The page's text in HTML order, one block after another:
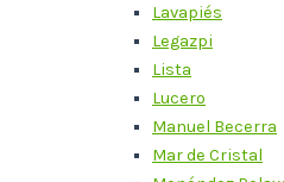
Lavapiés
Legazpi
Lista
Lucero
Manuel Becerra
Mar de Cristal